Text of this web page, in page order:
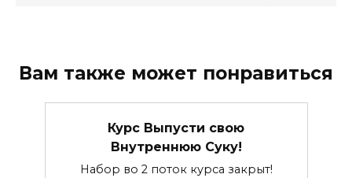
Вам также может понравиться
Курс Выпусти свою
Внутреннюю Суку!
Набор во 2 поток курса закрыт!